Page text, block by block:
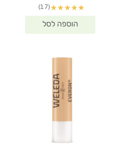
★
★
★
★
★
(17)